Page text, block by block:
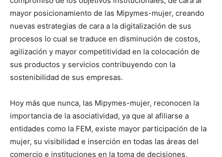
mayor posicionamiento de las Mipymes-mujer, creando
nuevas estrategias de cara a la digitalización de sus
procesos lo cual se traduce en disminución de costos,
agilización y mayor competitividad en la colocación de
sus productos y servicios contribuyendo con la
sostenibilidad de sus empresas.
Hoy más que nunca, las Mipymes-mujer, reconocen la
importancia de la asociatividad, ya que al afiliarse a
entidades como la FEM, existe mayor participación de la
mujer, su visibilidad e inserción en todas las áreas del
comercio e instituciones en la toma de decisiones,